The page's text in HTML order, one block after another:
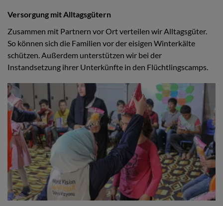
Versorgung mit Alltagsgütern
Zusammen mit Partnern vor Ort verteilen wir Alltagsgüter.
So können sich die Familien vor der eisigen Winterkälte
schützen. Außerdem unterstützen wir bei der
Instandsetzung ihrer Unterkünfte in den Flüchtlingscamps.